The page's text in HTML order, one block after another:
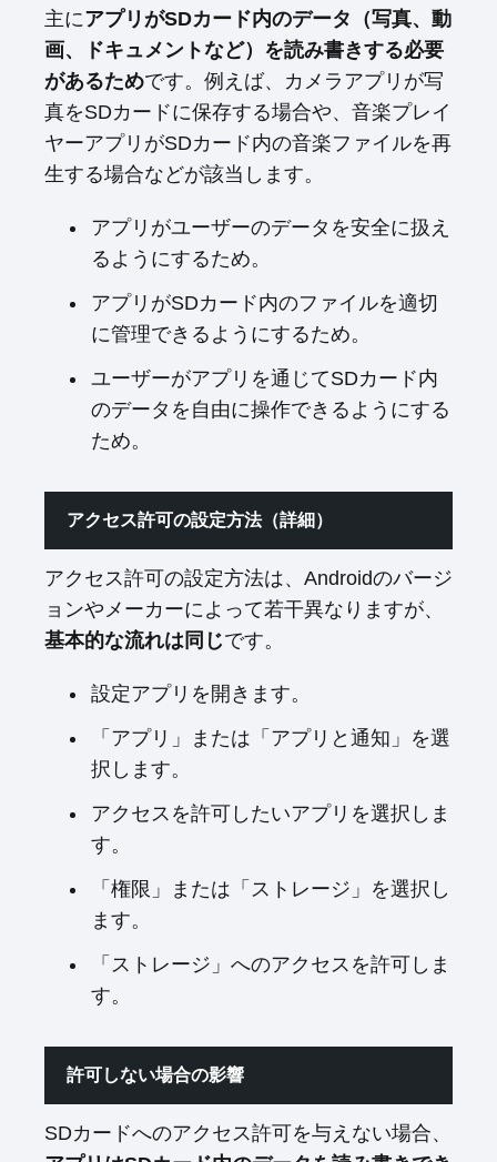
主にアプリがSDカード内のデータ（写真、動
画、ドキュメントなど）を読み書きする必要
があるためです。例えば、カメラアプリが写
真をSDカードに保存する場合や、音楽プレイ
ヤーアプリがSDカード内の音楽ファイルを再
生する場合などが該当します。
アプリがユーザーのデータを安全に扱え
るようにするため。
アプリがSDカード内のファイルを適切
に管理できるようにするため。
ユーザーがアプリを通じてSDカード内
のデータを自由に操作できるようにする
ため。
アクセス許可の設定方法（詳細）
アクセス許可の設定方法は、Androidのバージ
ョンやメーカーによって若干異なりますが、
基本的な流れは同じです。
設定アプリを開きます。
「アプリ」または「アプリと通知」を選
択します。
アクセスを許可したいアプリを選択しま
す。
「権限」または「ストレージ」を選択し
ます。
「ストレージ」へのアクセスを許可しま
す。
許可しない場合の影響
SDカードへのアクセス許可を与えない場合、